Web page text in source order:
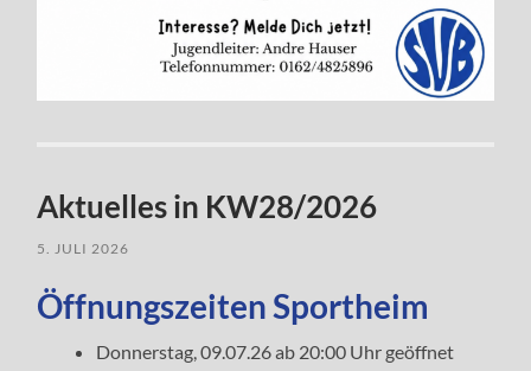
Aktuelles in KW28/2026
5. JULI 2026
Öffnungszeiten Sportheim
Donnerstag, 09.07.26 ab 20:00 Uhr geöffnet